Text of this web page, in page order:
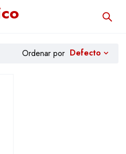
Ordenar por Defecto